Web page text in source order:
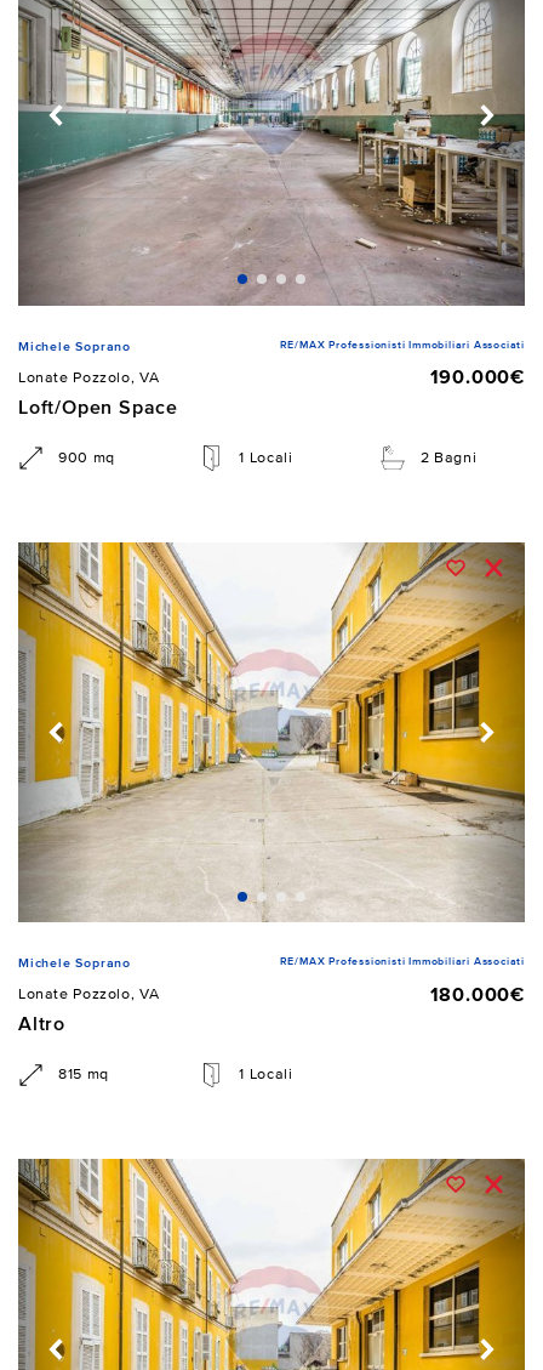
Michele Soprano RE/MAX Professionisti Immobiliari Associati
Lonate Pozzolo, VA
190.000€
Loft/Open Space
900 mq 1 Locali 2 Bagni
Michele Soprano RE/MAX Professionisti Immobiliari Associati
Lonate Pozzolo, VA
180.000€
Altro
815 mq 1 Locali